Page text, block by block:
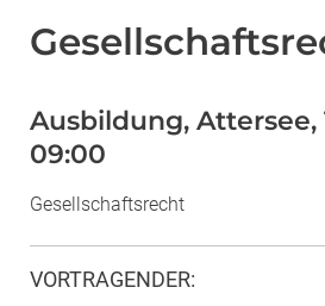
Ausbildung, Attersee,
09:00
Gesellschaftsrecht
VORTRAGENDER: